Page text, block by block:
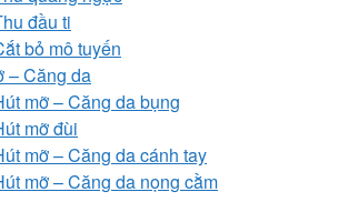
đầu ti
bỏ mô tuyến
– Căng da
mỡ – Căng da bụng
mỡ đùi
mỡ – Căng da cánh tay
mỡ – Căng da nọng cằm